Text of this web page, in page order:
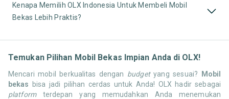
Kenapa Memilih OLX Indonesia Untuk Membeli Mobil
Bekas Lebih Praktis?
Temukan Pilihan Mobil Bekas Impian Anda di OLX!
Mencari mobil berkualitas dengan budgetyang sesuai? Mobil
bekas bisa jadi pilihan cerdas untuk Anda! OLX hadir sebagai
platformterdepan yang memudahkan Anda menemukan